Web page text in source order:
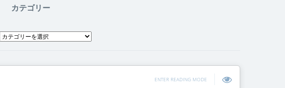
カテゴリー
ENTER READING MODE